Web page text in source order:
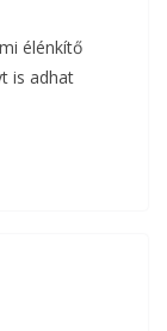
élénkítő
is adhat